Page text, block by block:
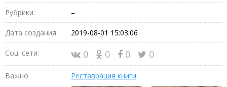
Рубрики: –
Дата создания: 2019-08-01 15:03:06
Соц. сети: 0 0 0 0
Важно Реставрация книги